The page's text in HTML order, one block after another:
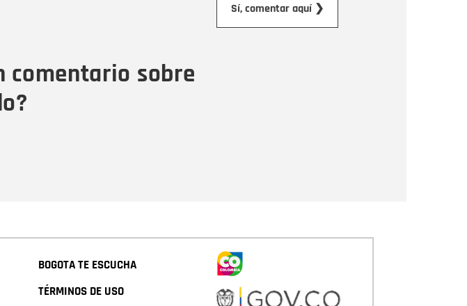
comentario sobre
Sí, comentar aquí ❯
BOGOTA TE ESCUCHA
TÉRMINOS DE USO